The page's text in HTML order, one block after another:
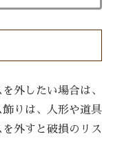
外したい場合は、
りは、人形や道具
外すと破損のリス